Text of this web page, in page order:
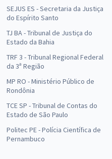
SEJUS ES - Secretaria da Justiça
do Espírito Santo
TJ BA - Tribunal de Justiça do
Estado da Bahia
TRF 3 - Tribunal Regional Federal
da 3ª Região
MP RO - Ministério Público de
Rondônia
TCE SP - Tribunal de Contas do
Estado de São Paulo
Politec PE - Polícia Científica de
Pernambuco